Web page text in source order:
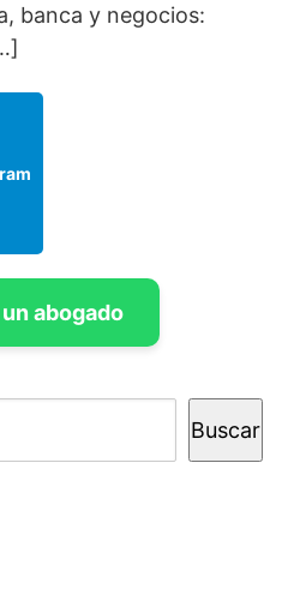
banca y negocios:
abogado
Buscar